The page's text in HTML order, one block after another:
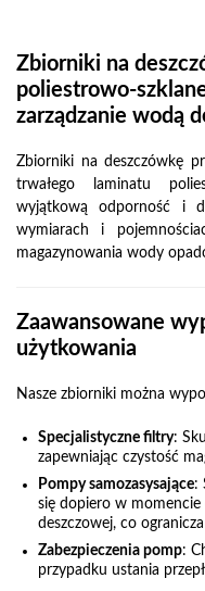
Zbiorniki na
poliestrowo-
zarządzanie wodą
Zbiorniki na deszczówkę
trwałego laminatu
wyjątkową odporność i
wymiarach i
magazynowania wody
Zaawansowane
użytkowania
Nasze zbiorniki można
Specjalistyczne filtry:
zapewniając czystość
Pompy samozasysające:
się dopiero w
deszczowej, co
Zabezpieczenia pomp:
przypadku ustania